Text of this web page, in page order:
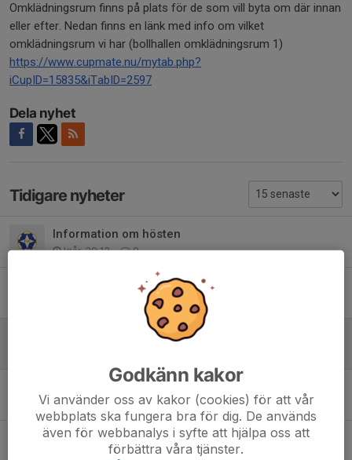
Omklädningsrum finns på plats för de som vill byta om där innan
eller efter. Nedan finns en länk med info om vilket
omklädningsrum vi har (bollhallen omklädningsrum 1)
https://www.cupmate.nu/mytab.php?
iCupID=15835&iTabID=2597
Dela nyhet
Tidigare nyheter
Information om hösten
Igår, 20:13 0
Spelschema och info 24maj
0
Spelschema och omklädning Börjes cup
Spelschema Craft Arena Cup
5 jan, 09:40 0
Spelschema Höstbollen
15 sep 2025 0
Godkänn kakor
Vi använder oss av kakor (cookies) för att vår
webbplats ska fungera bra för dig. De används
även för webbanalys i syfte att hjälpa oss att
förbättra våra tjänster.